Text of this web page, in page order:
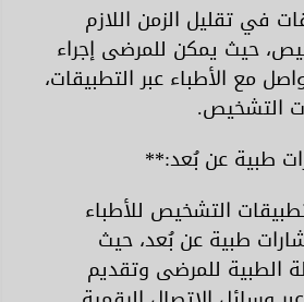
في تقليل الزمن اللازم
حيث يمكن للمرضى إجراء
مع الأطباء عبر التطبيقات،
التشخيص.
التشخيص للأطباء
طبية عن بُعد، حيث
الطبية للمرضى وتقديم